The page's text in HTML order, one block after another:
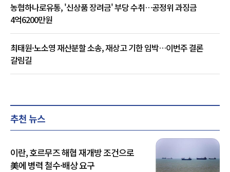
농협하나로유통, '신상품 장려금' 부당 수취…공정위 과징금
4억6200만원
최태원·노소영 재산분할 소송, 재상고 기한 임박…이번주 결론
갈림길
추천 뉴스
이란, 호르무즈 해협 재개방 조건으로
美에 병력 철수·배상 요구